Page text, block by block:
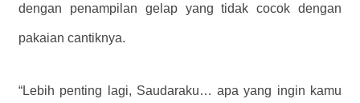
dengan penampilan gelap yang tidak cocok dengan
pakaian cantiknya.
“Lebih penting lagi, Saudaraku… apa yang ingin kamu